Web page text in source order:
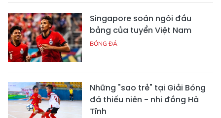
Singapore soán ngôi đầu
bảng của tuyển Việt Nam
BÓNG ĐÁ
Những "sao trẻ" tại Giải Bóng
đá thiếu niên - nhi đồng Hà
Tĩnh